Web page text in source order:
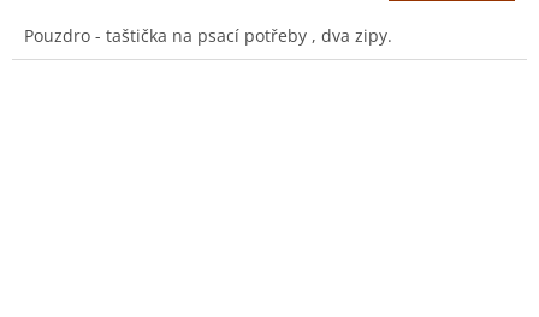
Pouzdro - taštička na psací potřeby , dva zipy.